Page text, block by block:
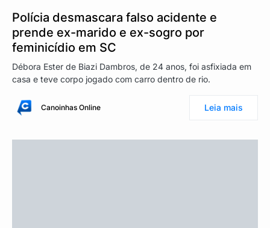
Polícia desmascara falso acidente e
prende ex-marido e ex-sogro por
feminicídio em SC
Débora Ester de Biazi Dambros, de 24 anos, foi asfixiada em
casa e teve corpo jogado com carro dentro de rio.
Canoinhas Online Leia mais